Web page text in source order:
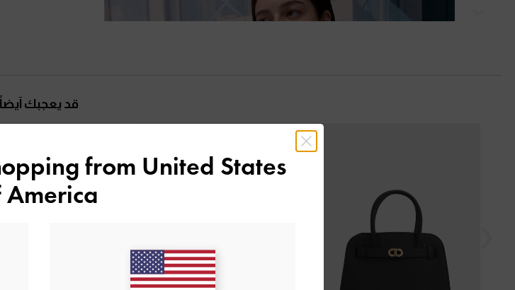
قد يعجبك آيضاً
from United States
America